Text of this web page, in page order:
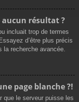
aucun résultat ?
incluait trop de termes
d’être plus précis
la recherche avancée.
page blanche ?!
que le serveur puisse les